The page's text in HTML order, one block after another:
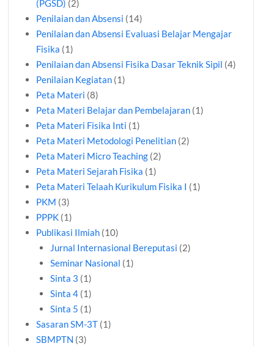
(PGSD) (2)
Penilaian dan Absensi (14)
Penilaian dan Absensi Evaluasi Belajar Mengajar
Fisika (1)
Penilaian dan Absensi Fisika Dasar Teknik Sipil (4)
Penilaian Kegiatan (1)
Peta Materi (8)
Peta Materi Belajar dan Pembelajaran (1)
Peta Materi Fisika Inti (1)
Peta Materi Metodologi Penelitian (2)
Peta Materi Micro Teaching (2)
Peta Materi Sejarah Fisika (1)
Peta Materi Telaah Kurikulum Fisika I (1)
PKM (3)
PPPK (1)
Publikasi Ilmiah (10)
Jurnal Internasional Bereputasi (2)
Seminar Nasional (1)
Sinta 3 (1)
Sinta 4(1)
Sinta 5 (1)
Sasaran SM-3T (1)
SBMPTN (3)